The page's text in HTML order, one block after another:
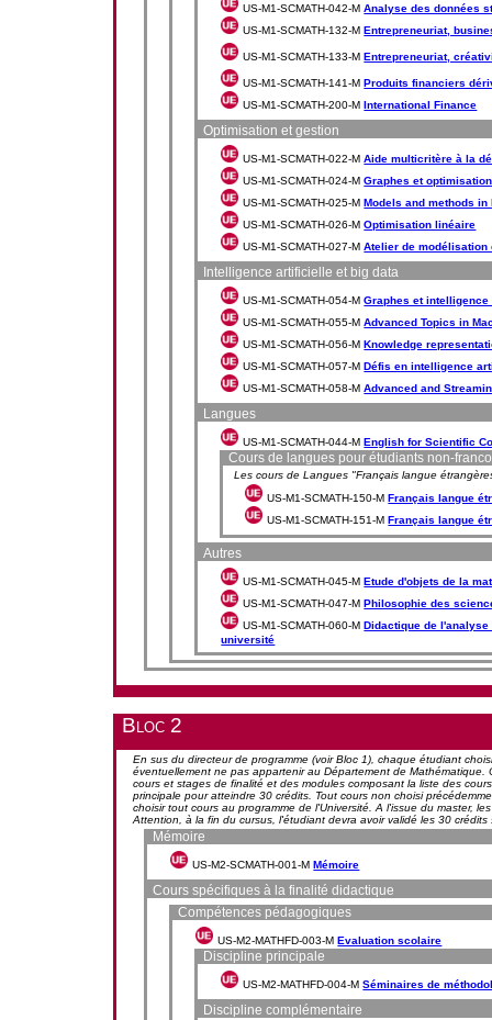
US-M1-SCMATH-042-MAnalyse des données
US-M1-SCMATH-132-MEntrepreneuriat,
US-M1-SCMATH-133-MEntrepreneuriat,
US-M1-SCMATH-141-MProduits financiers
US-M1-SCMATH-200-MInternational Finance
Optimisation et gestion
US-M1-SCMATH-022-MAide multicritère à la
US-M1-SCMATH-024-MGraphes et
US-M1-SCMATH-025-MModels and methods in
US-M1-SCMATH-026-MOptimisation linéaire
US-M1-SCMATH-027-MAtelier de modélisation
Intelligence artificielle et big data
US-M1-SCMATH-054-MGraphes et
US-M1-SCMATH-055-MAdvanced Topics in
US-M1-SCMATH-056-MKnowledge
US-M1-SCMATH-057-MDéfis en intelligence
US-M1-SCMATH-058-MAdvanced and
Langues
US-M1-SCMATH-044-MEnglish for Scientific
Cours de langues pour étudiants non-
Les cours de Langues "Français langue
US-M1-SCMATH-150-MFrançais langue
US-M1-SCMATH-151-MFrançais langue
Autres
US-M1-SCMATH-045-MEtude d'objets de la
US-M1-SCMATH-047-MPhilosophie des
US-M1-SCMATH-060-MDidactique de
université
Bloc 2
En sus du directeur de programme (voir Bloc 1), chaque étudiant
éventuellement ne pas appartenir au Département de
cours et stages de finalité et des modules composant la liste des
principale pour atteindre 30 crédits. Tout cours non choisi
choisir tout cours au programme de l'Université. A l'issue du master,
Attention, à la fin du cursus, l'étudiant devra avoir validé les 30
Mémoire
US-M2-SCMATH-001-MMémoire
Cours spécifiques à la finalité didactique
Compétences pédagogiques
US-M2-MATHFD-003-MEvaluation scolaire
Discipline principale
US-M2-MATHFD-004-MSéminaires de
Discipline complémentaire